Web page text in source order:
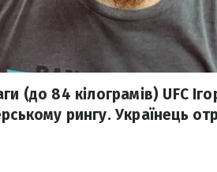
(до 84 кілограмів) UFC
рингу. Українець